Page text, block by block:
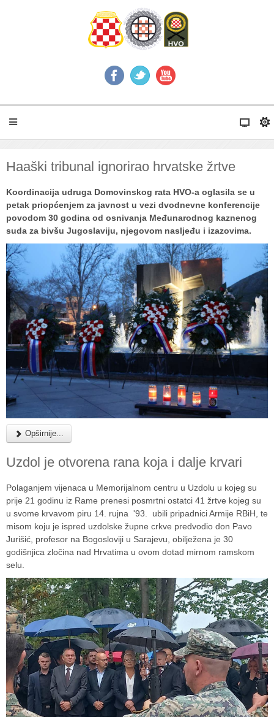
Haaški tribunal ignorirao hrvatske žrtve
Koordinacija udruga Domovinskog rata HVO-a oglasila se u
petak priopćenjem za javnost u vezi dvodnevne konferencije
povodom 30 godina od osnivanja Međunarodnog kaznenog
suda za bivšu Jugoslaviju, njegovom nasljeđu i izazovima.
Opširnije...
Uzdol je otvorena rana koja i dalje krvari
Polaganjem vijenaca u Memorijalnom centru u Uzdolu u kojeg su
prije 21 godinu iz Rame prenesi posmrtni ostatci 41 žrtve kojeg su
u svome krvavom piru 14. rujna '93. ubili pripadnici Armije RBiH, te
misom koju je ispred uzdolske župne crkve predvodio don Pavo
Jurišić, profesor na Bogosloviji u Sarajevu, obilježena je 30
godišnjica zločina nad Hrvatima u ovom dotad mirnom ramskom
selu.